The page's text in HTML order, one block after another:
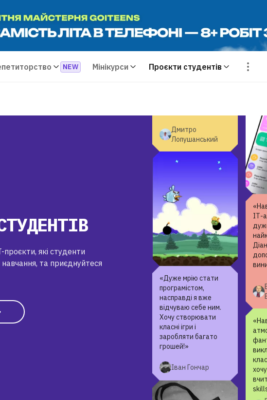
Мінікурси Проєкти студентів
які студенти
та приєднуйтеся
«Експериментуйте і
невизначеності. Не
«Дуже мрію стати
насправді я вже
відчуваю себе ним.
Хочу створювати
класні ігри і
заробляти багато
грошей!»
Іван Гончар
ІТ-